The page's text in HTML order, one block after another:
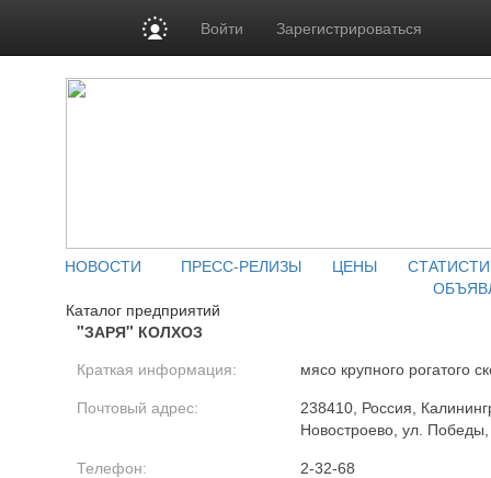
Войти Зарегистрироваться
НОВОСТИ ПРЕСС-РЕЛИЗЫ ЦЕНЫ
Каталог предприятий
"ЗАРЯ" КОЛХОЗ
Краткая информация: мясо крупного рогатого
Почтовый адрес:
238410, Россия,
Новостроево, ул.
Телефон: 2-32-68